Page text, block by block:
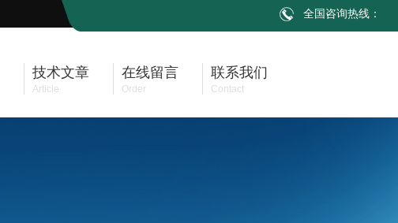
全国咨询热线：
技术文章
Article
在线留言
Order
联系我们
Contact